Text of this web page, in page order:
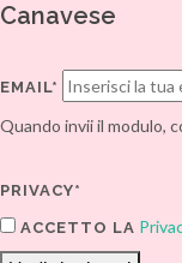
Canavese
EMAIL*
Quando invii il modulo,
PRIVACY*
ACCETTO LA